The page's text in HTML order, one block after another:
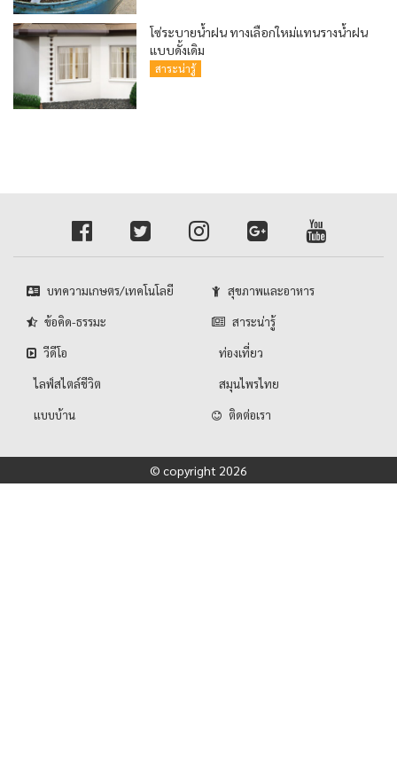
โซ่ระบายน้ำฝน ทางเลือกใหม่แทนรางน้ำฝน
แบบดั้งเดิม
สาระน่ารู้
บทความเกษตร/เทคโนโลยี สุขภาพและอาหาร
ข้อคิด-ธรรมะ สาระน่ารู้
วีดีโอ ท่องเที่ยว
ไลฟ์สไตล์ชีวิต สมุนไพรไทย
แบบบ้าน ติดต่อเรา
© copyright 2026